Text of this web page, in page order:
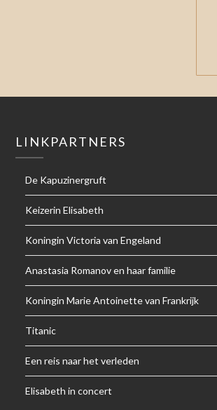
LINKPARTNERS
De Kapuzinergruft
Keizerin Elisabeth
Koningin Victoria van Engeland
Anastasia Romanov en haar familie
Koningin Marie Antoinette van Frankrijk
Titanic
Een reis naar het verleden
Elisabeth in concert